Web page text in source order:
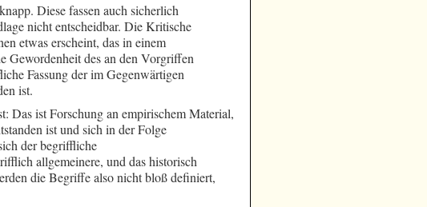
Diese fassen auch sicherlich
nicht entscheidbar. Die Kritische
etwas erscheint, das in einem
Gewordenheit des an den Vorgriffen
Fassung der im Gegenwärtigen
ist.
Das ist Forschung an empirischem Material,
ist und sich in der Folge
der begriffliche
allgemeinere, und das historisch
die Begriffe also nicht bloß definiert,